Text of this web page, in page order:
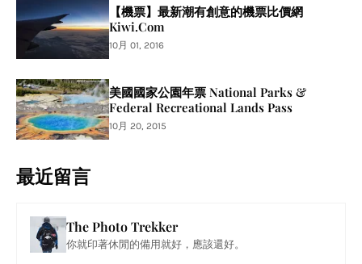
【機票】最新潮有創意的機票比價網
Kiwi.Com
10月 01, 2016
美國國家公園年票 National Parks &
Federal Recreational Lands Pass
10月 20, 2015
最近留言
The Photo Trekker
你就印著休閒的備用就好，應該還好。